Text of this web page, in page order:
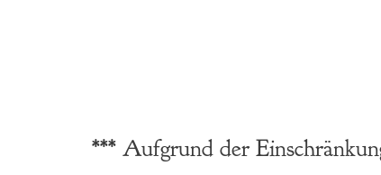
*** Aufgrund der